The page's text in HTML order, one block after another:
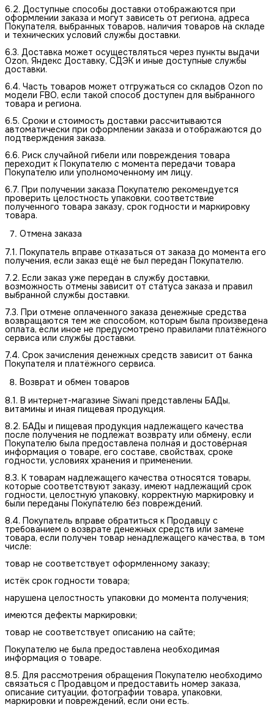
6.2. Доступные способы доставки отображаются при
оформлении заказа и могут зависеть от региона, адреса
Покупателя, выбранных товаров, наличия товаров на складе
и технических условий службы доставки.
6.3. Доставка может осуществляться через пункты выдачи
Ozon, Яндекс Доставку, СДЭК и иные доступные службы
доставки.
6.4. Часть товаров может отгружаться со складов Ozon по
модели FBO, если такой способ доступен для выбранного
товара и региона.
6.5. Сроки и стоимость доставки рассчитываются
автоматически при оформлении заказа и отображаются до
подтверждения заказа.
6.6. Риск случайной гибели или повреждения товара
переходит к Покупателю с момента передачи товара
Покупателю или уполномоченному им лицу.
6.7. При получении заказа Покупателю рекомендуется
проверить целостность упаковки, соответствие
полученного товара заказу, срок годности и маркировку
товара.
Отмена заказа
7.1. Покупатель вправе отказаться от заказа до момента его
получения, если заказ ещё не был передан Покупателю.
7.2. Если заказ уже передан в службу доставки,
возможность отмены зависит от статуса заказа и правил
выбранной службы доставки.
7.3. При отмене оплаченного заказа денежные средства
возвращаются тем же способом, которым была произведена
оплата, если иное не предусмотрено правилами платёжного
сервиса или службы доставки.
7.4. Срок зачисления денежных средств зависит от банка
Покупателя и платёжного сервиса.
Возврат и обмен товаров
8.1. В интернет-магазине Siwani представлены БАДы,
витамины и иная пищевая продукция.
8.2. БАДы и пищевая продукция надлежащего качества
после получения не подлежат возврату или обмену, если
Покупателю была предоставлена полная и достоверная
информация о товаре, его составе, свойствах, сроке
годности, условиях хранения и применении.
8.3. К товарам надлежащего качества относятся товары,
которые соответствуют заказу, имеют надлежащий срок
годности, целостную упаковку, корректную маркировку и
были переданы Покупателю без повреждений.
8.4. Покупатель вправе обратиться к Продавцу с
требованием о возврате денежных средств или замене
товара, если получен товар ненадлежащего качества, в том
числе:
товар не соответствует оформленному заказу;
истёк срок годности товара;
нарушена целостность упаковки до момента получения;
имеются дефекты маркировки;
товар не соответствует описанию на сайте;
Покупателю не была предоставлена необходимая
информация о товаре.
8.5. Для рассмотрения обращения Покупателю необходимо
связаться с Продавцом и предоставить номер заказа,
описание ситуации, фотографии товара, упаковки,
маркировки и повреждений, если они есть.